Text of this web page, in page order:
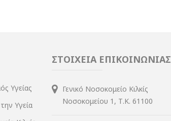
Υγείας
Υγεία
ΣΤΟΙΧΕΙΑ ΕΠΙΚΟΙΝΩΝΙΑΣ
Γενικό Νοσοκομείο Κιλκίς
Νοσοκομείου 1, Τ.Κ. 61100